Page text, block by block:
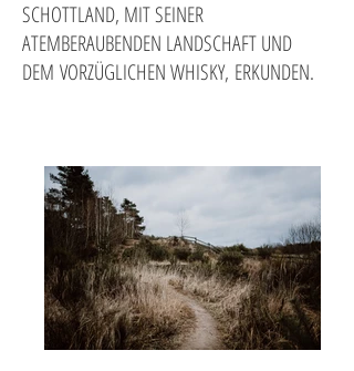
SCHOTTLAND, MIT SEINER
ATEMBERAUBENDEN LANDSCHAFT UND
DEM VORZÜGLICHEN WHISKY, ERKUNDEN.